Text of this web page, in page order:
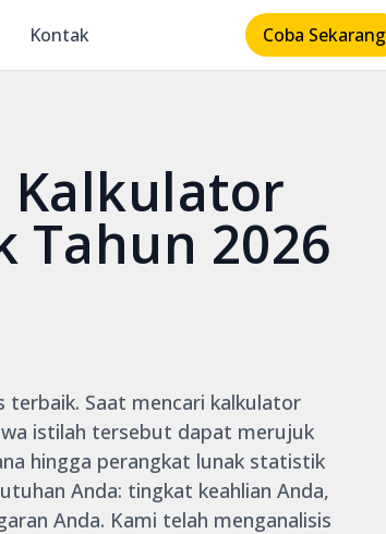
Kontak Coba Sekarang
Kalkulator
Tahun 2026
Saat mencari kalkulator
istilah tersebut dapat merujuk
hingga perangkat lunak statistik
Anda: tingkat keahlian Anda,
Anda. Kami telah menganalisis